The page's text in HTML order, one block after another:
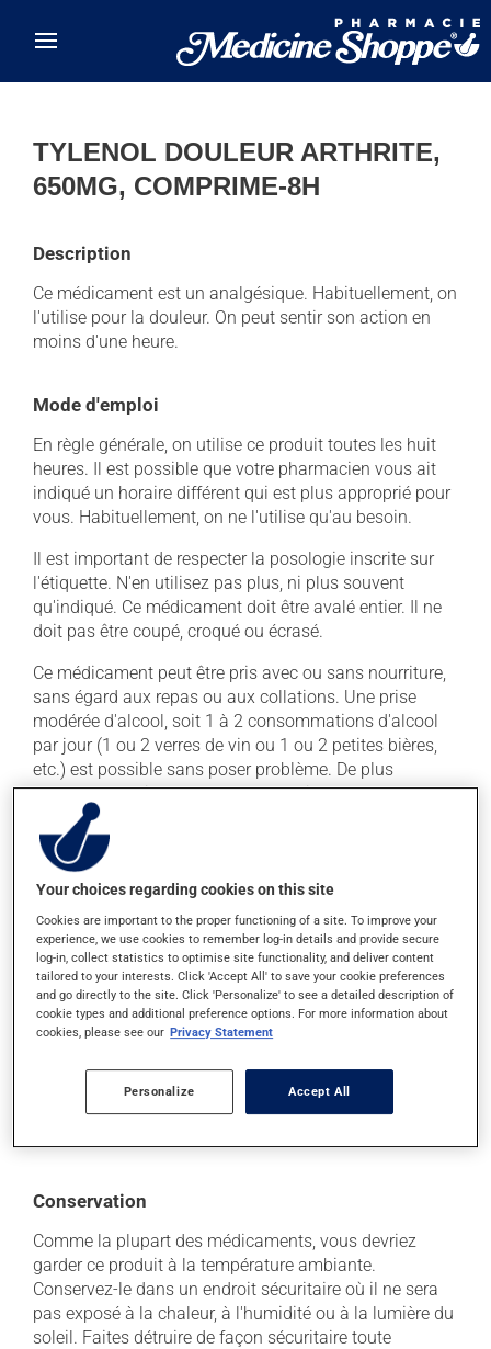
TYLENOL DOULEUR ARTHRITE,
650MG, COMPRIME-8H
Description
Ce médicament est un analgésique. Habituellement, on
l'utilise pour la douleur. On peut sentir son action en
moins d'une heure.
Mode d'emploi
En règle générale, on utilise ce produit toutes les huit
heures. Il est possible que votre pharmacien vous ait
indiqué un horaire différent qui est plus approprié pour
vous. Habituellement, on ne l'utilise qu'au besoin.
Il est important de respecter la posologie inscrite sur
l'étiquette. N'en utilisez pas plus, ni plus souvent
qu'indiqué. Ce médicament doit être avalé entier. Il ne
doit pas être coupé, croqué ou écrasé.
Ce médicament peut être pris avec ou sans nourriture,
sans égard aux repas ou aux collations. Une prise
modérée d'alcool, soit 1 à 2 consommations d'alcool
par jour (1 ou 2 verres de vin ou 1 ou 2 petites bières,
etc.) est possible sans poser problème. De plus
grandes quantités augmentent les risques de
problèmes au foie.
Effets indésirables
Ce produit est généralement bien toléré et il est rare
que des effets secondaires soient rapportés par ceux
qui l'utilisent. À l'occasion, des réactions mineures
peuvent survenir, mais elles disparaissent d'elles-
mêmes rapidement, sans intervention. Si vous croyez
que ce produit est la cause d'un problème qui vous
incommode, n'hésitez pas à en parler avec vos
professionnels de la santé. Ils pourront vous aider à
déterminer si votre traitement en est la source et, au
Conservation
Comme la plupart des médicaments, vous devriez
garder ce produit à la température ambiante.
Conservez-le dans un endroit sécuritaire où il ne sera
pas exposé à la chaleur, à l'humidité ou à la lumière du
soleil. Faites détruire de façon sécuritaire toute
Your choices regarding cookies on this site
Cookies are important to the proper functioning of a site. To improve your
experience, we use cookies to remember log-in details and provide secure
log-in, collect statistics to optimise site functionality, and deliver content
tailored to your interests. Click 'Accept All' to save your cookie preferences
and go directly to the site. Click 'Personalize' to see a detailed description of
cookie types and additional preference options. For more information about
cookies, please see our Privacy Statement
Personalize Accept All